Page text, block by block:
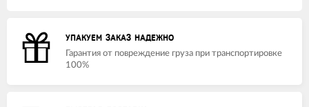
УПАКУЕМ ЗАКАЗ НАДЕЖНО
Гарантия от повреждение груза при транспортировке
100%